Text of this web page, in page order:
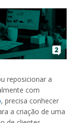
reposicionar a
com
, precisa conhecer
a criação de uma